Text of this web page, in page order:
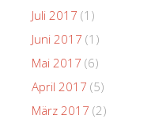
Juli 2017 (1)
Juni 2017 (1)
Mai 2017 (6)
April 2017 (5)
März 2017 (2)